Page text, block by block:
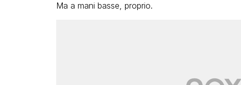
Ma a mani basse, proprio.